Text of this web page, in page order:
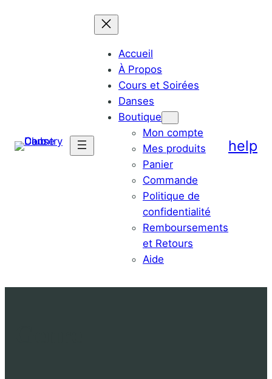
Accueil
À Propos
Cours et Soirées
Danses
Boutique
Mon compte
Mes produits
Panier
Commande
Politique de
confidentialité
Remboursements
et Retours
Aide
help